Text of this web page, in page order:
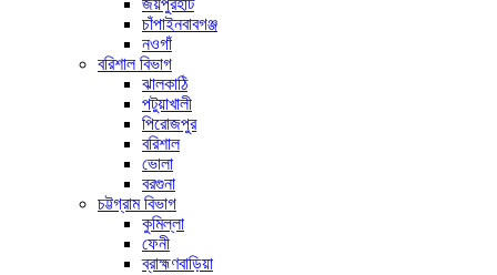
জয়পুরহাট
চাঁপাইনবাবগঞ্জ
নওগাঁ
বরিশাল বিভাগ
ঝালকাঠি
পটুয়াখালী
পিরোজপুর
বরিশাল
ভোলা
বরগুনা
চট্টগ্রাম বিভাগ
কুমিল্লা
ফেনী
ব্রাহ্মণবাড়িয়া